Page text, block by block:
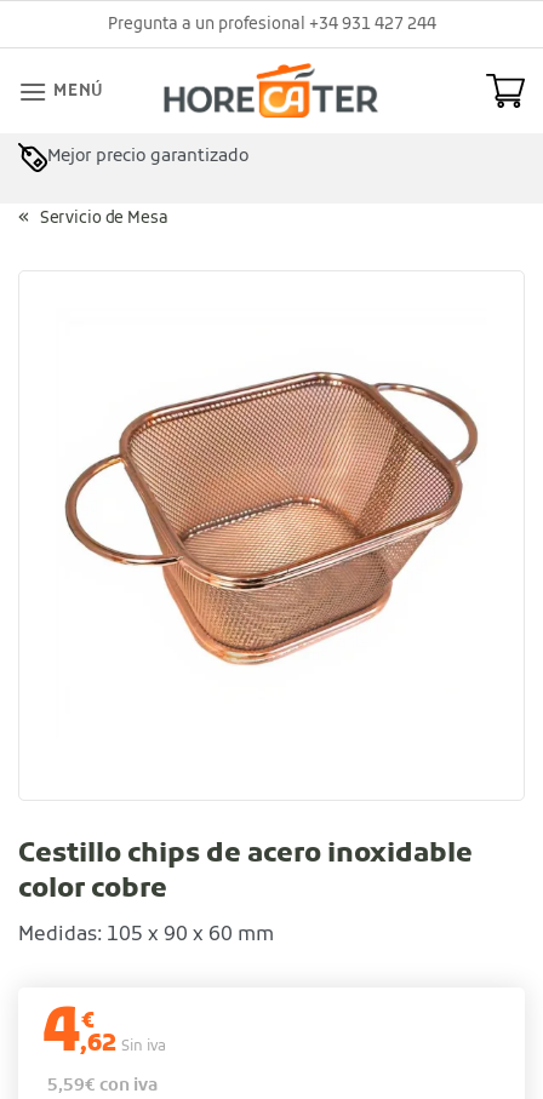
al
Pregunta a un profesional +34 931 427 244
MENÚ
Mejor precio garantizado
Asesoramiento profesional
Servicio de Mesa
Cestillo chips de acero inoxidable
color cobre
Medidas: 105 x 90 x 60 mm
4€
,62 Sin iva
5,59€ con iva